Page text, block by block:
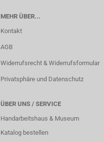
MEHR ÜBER...
Kontakt
AGB
Widerrufsrecht & Widerrufsformular
Privatsphäre und Datenschutz
ÜBER UNS / SERVICE
Handarbeitshaus & Museum
Katalog bestellen